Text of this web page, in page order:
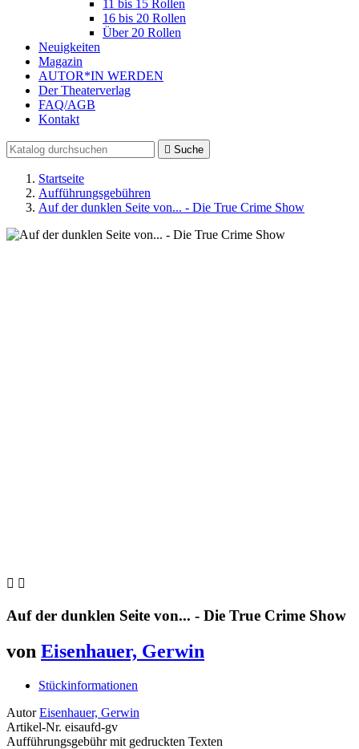
11 bis 15 Rollen
16 bis 20 Rollen
Über 20 Rollen
Neuigkeiten
Magazin
AUTOR*IN WERDEN
Der Theaterverlag
FAQ/AGB
Kontakt
 Suche
Startseite
Aufführungsgebühren
Auf der dunklen Seite von... - Die True Crime Show
 
Auf der dunklen Seite von... - Die True Crime Show
von Eisenhauer, Gerwin
Stückinformationen
Autor Eisenhauer, Gerwin
Artikel-Nr. eisaufd-gv
Aufführungsgebühr mit gedruckten Texten